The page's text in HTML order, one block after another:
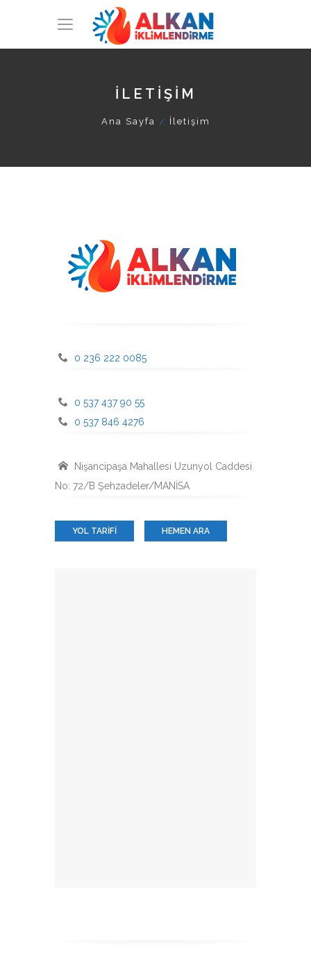
İLETIŞIM
Ana Sayfa İletişim
0 236 222 0085
0 537 437 90 55
0 537 846 4276
Nişancipaşa Mahallesi Uzunyol Caddesi
No: 72/B Şehzadeler/MANİSA
YOL TARIFI HEMEN ARA